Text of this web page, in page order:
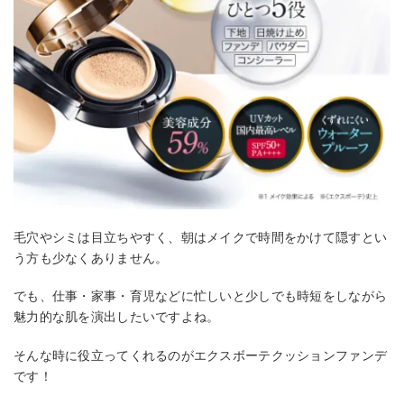
毛穴やシミは目立ちやすく、朝はメイクで時間をかけて隠すとい
う方も少なくありません。
でも、仕事・家事・育児などに忙しいと少しでも時短をしながら
魅力的な肌を演出したいですよね。
そんな時に役立ってくれるのがエクスボーテクッションファンデ
です！